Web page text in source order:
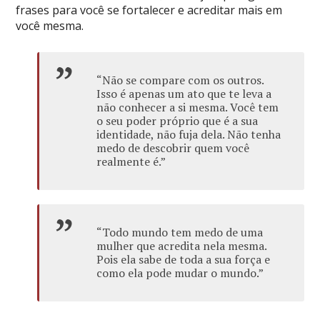
frases para você se fortalecer e acreditar mais em
você mesma.
“Não se compare com os outros.
Isso é apenas um ato que te leva a
não conhecer a si mesma. Você tem
o seu poder próprio que é a sua
identidade, não fuja dela. Não tenha
medo de descobrir quem você
realmente é.”
“Todo mundo tem medo de uma
mulher que acredita nela mesma.
Pois ela sabe de toda a sua força e
como ela pode mudar o mundo.”